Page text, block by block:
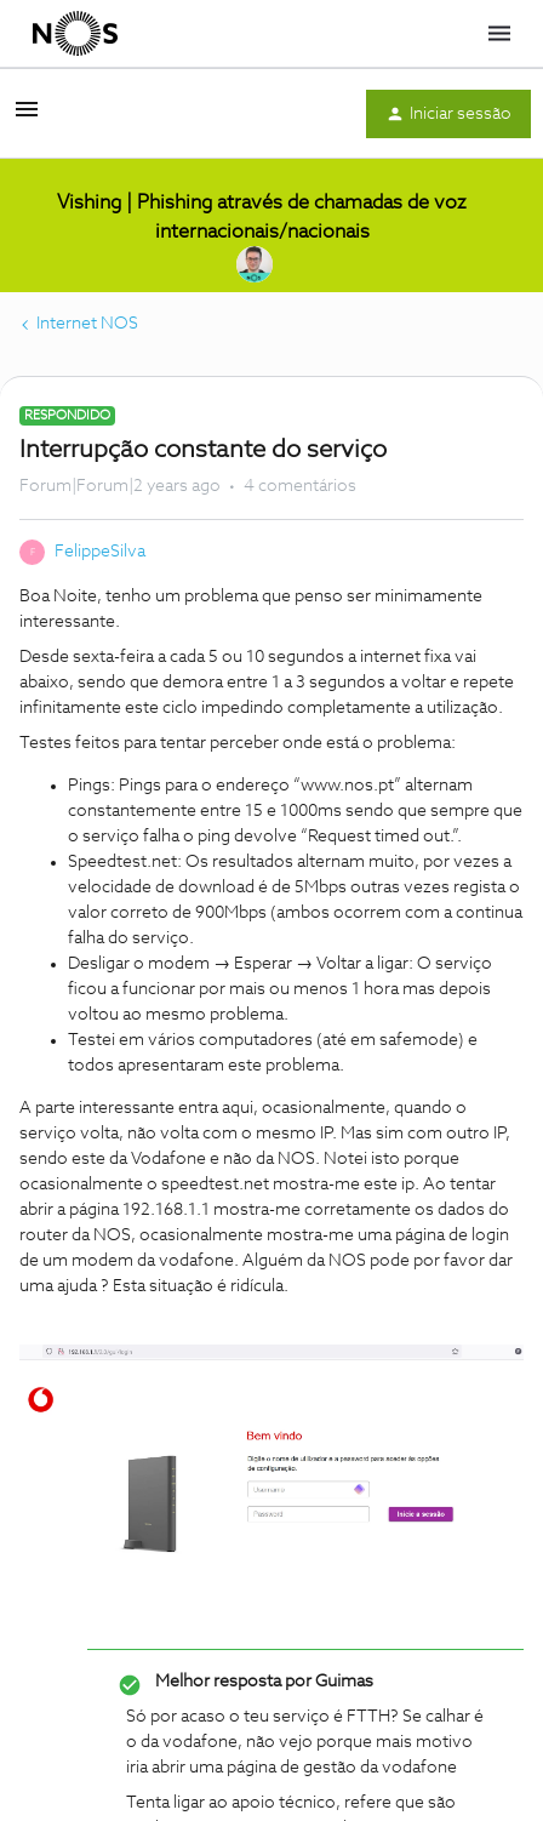
Menu
Iniciar sessão
Vishing | Phishing através de chamadas de voz
internacionais/nacionais
Internet NOS
RESPONDIDO
Interrupção constante do serviço
Forum|Forum|2 years ago 4 comentários
F FelippeSilva
Boa Noite, tenho um problema que penso ser minimamente
interessante.
Desde sexta-feira a cada 5 ou 10 segundos a internet fixa vai
abaixo, sendo que demora entre 1 a 3 segundos a voltar e repete
infinitamente este ciclo impedindo completamente a utilização.
Testes feitos para tentar perceber onde está o problema:
Pings: Pings para o endereço “www.nos.pt” alternam
constantemente entre 15 e 1000ms sendo que sempre que
o serviço falha o ping devolve “Request timed out.”.
Speedtest.net: Os resultados alternam muito, por vezes a
velocidade de download é de 5Mbps outras vezes regista o
valor correto de 900Mbps (ambos ocorrem com a continua
falha do serviço.
Desligar o modem → Esperar → Voltar a ligar: O serviço
ficou a funcionar por mais ou menos 1 hora mas depois
voltou ao mesmo problema.
Testei em vários computadores (até em safemode) e
todos apresentaram este problema.
A parte interessante entra aqui, ocasionalmente, quando o
serviço volta, não volta com o mesmo IP. Mas sim com outro IP,
sendo este da Vodafone e não da NOS. Notei isto porque
ocasionalmente o speedtest.net mostra-me este ip. Ao tentar
abrir a página 192.168.1.1 mostra-me corretamente os dados do
router da NOS, ocasionalmente mostra-me uma página de login
de um modem da vodafone. Alguém da NOS pode por favor dar
uma ajuda ? Esta situação é ridícula.
Melhor resposta porGuimas
Só por acaso o teu serviço é FTTH? Se calhar é
o da vodafone, não vejo porque mais motivo
iria abrir uma página de gestão da vodafone
Tenta ligar ao apoio técnico, refere que são